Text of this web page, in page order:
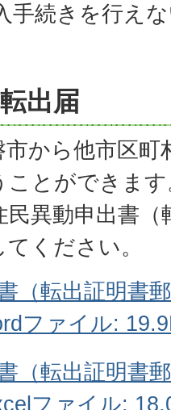
手続きを行え
出届
市から他市区
ことができま
民異動申出書（
ください。
（転出証明書
ファイル:
（転出証明書
ファイル: